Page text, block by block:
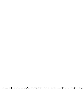
comunicación